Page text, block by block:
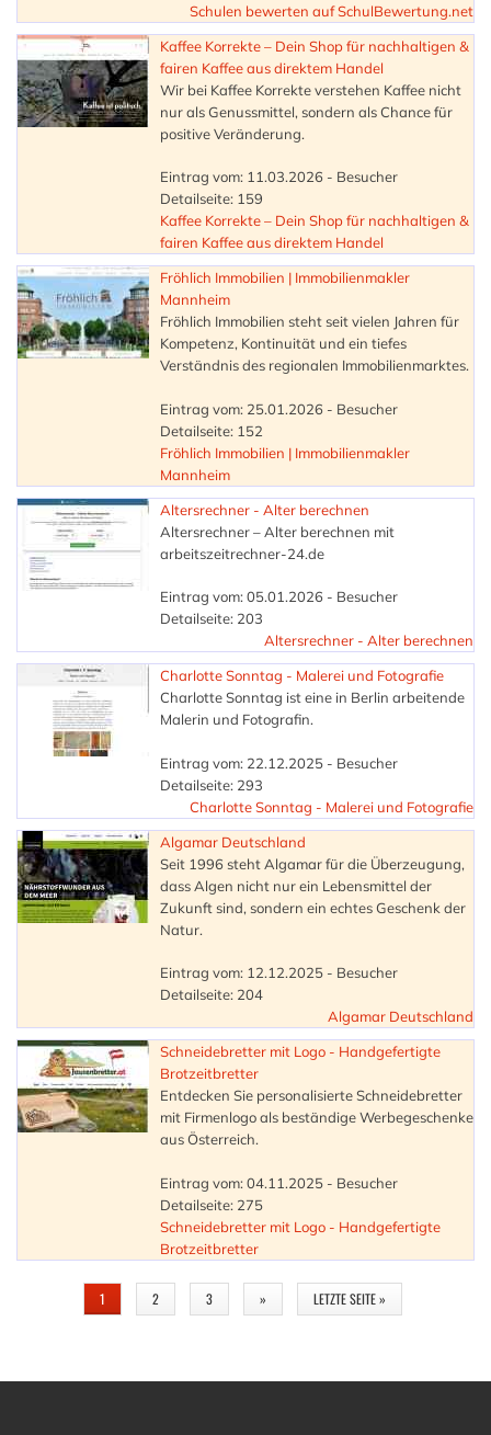
Schulen bewerten auf SchulBewertung.net
Kaffee Korrekte – Dein Shop für nachhaltigen &
fairen Kaffee aus direktem Handel
Wir bei Kaffee Korrekte verstehen Kaffee nicht
nur als Genussmittel, sondern als Chance für
positive Veränderung.
Eintrag vom: 11.03.2026 - Besucher
Detailseite: 159
Kaffee Korrekte – Dein Shop für nachhaltigen &
fairen Kaffee aus direktem Handel
Fröhlich Immobilien | Immobilienmakler
Mannheim
Fröhlich Immobilien steht seit vielen Jahren für
Kompetenz, Kontinuität und ein tiefes
Verständnis des regionalen Immobilienmarktes.
Eintrag vom: 25.01.2026 - Besucher
Detailseite: 152
Fröhlich Immobilien | Immobilienmakler
Mannheim
Altersrechner - Alter berechnen
Altersrechner – Alter berechnen mit
arbeitszeitrechner-24.de
Eintrag vom: 05.01.2026 - Besucher
Detailseite: 203
Altersrechner - Alter berechnen
Charlotte Sonntag - Malerei und Fotografie
Charlotte Sonntag ist eine in Berlin arbeitende
Malerin und Fotografin.
Eintrag vom: 22.12.2025 - Besucher
Detailseite: 293
Charlotte Sonntag - Malerei und Fotografie
Algamar Deutschland
Seit 1996 steht Algamar für die Überzeugung,
dass Algen nicht nur ein Lebensmittel der
Zukunft sind, sondern ein echtes Geschenk der
Natur.
Eintrag vom: 12.12.2025 - Besucher
Detailseite: 204
Algamar Deutschland
Schneidebretter mit Logo - Handgefertigte
Brotzeitbretter
Entdecken Sie personalisierte Schneidebretter
mit Firmenlogo als beständige Werbegeschenke
aus Österreich.
Eintrag vom: 04.11.2025 - Besucher
Detailseite: 275
Schneidebretter mit Logo - Handgefertigte
Brotzeitbretter
1 2 3 » LETZTE SEITE »